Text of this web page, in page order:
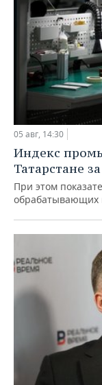
05 авг, 14:30
Индекс
Татарстане
При этом
обрабатывающих